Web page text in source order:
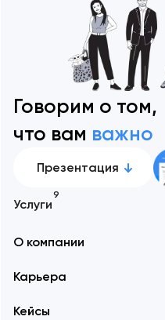
Говорим о том,
что вам важно
Презентация
Услуги
9
О компании
Карьера
Кейсы